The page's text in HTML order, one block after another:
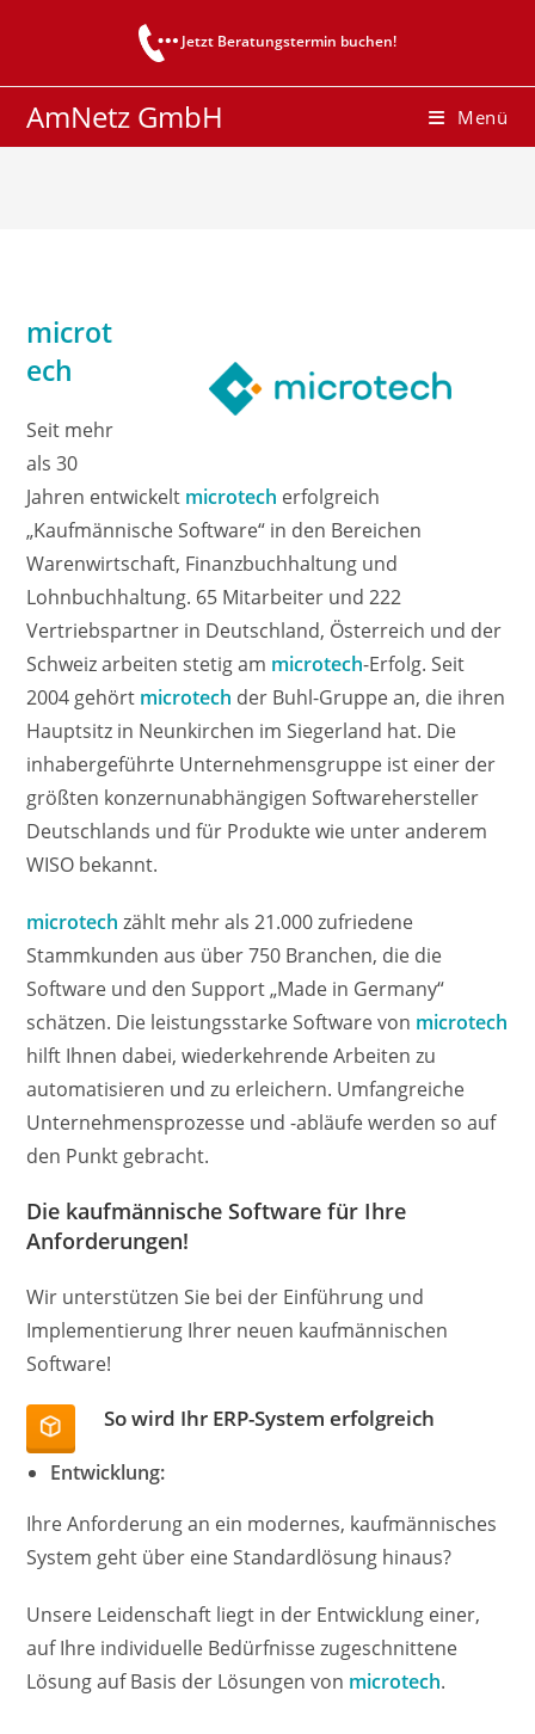
Jetzt Beratungstermin buchen!
AmNetz GmbH Menü
microt
ech
Seit mehr
als 30
Jahren entwickelt microtech erfolgreich
„Kaufmännische Software“ in den Bereichen
Warenwirtschaft, Finanzbuchhaltung und
Lohnbuchhaltung. 65 Mitarbeiter und 222
Vertriebspartner in Deutschland, Österreich und der
Schweiz arbeiten stetig am microtech-Erfolg. Seit
2004 gehört microtech der Buhl-Gruppe an, die ihren
Hauptsitz in Neunkirchen im Siegerland hat. Die
inhabergeführte Unternehmensgruppe ist einer der
größten konzernunabhängigen Softwarehersteller
Deutschlands und für Produkte wie unter anderem
WISO bekannt.
microtech zählt mehr als 21.000 zufriedene
Stammkunden aus über 750 Branchen, die die
Software und den Support „Made in Germany“
schätzen. Die leistungsstarke Software von microtech
hilft Ihnen dabei, wiederkehrende Arbeiten zu
automatisieren und zu erleichern. Umfangreiche
Unternehmensprozesse und -abläufe werden so auf
den Punkt gebracht.
Die kaufmännische Software für Ihre
Anforderungen!
Wir unterstützen Sie bei der Einführung und
Implementierung Ihrer neuen kaufmännischen
Software!
So wird Ihr ERP-System erfolgreich
Entwicklung:
Ihre Anforderung an ein modernes, kaufmännisches
System geht über eine Standardlösung hinaus?
Unsere Leidenschaft liegt in der Entwicklung einer,
auf Ihre individuelle Bedürfnisse zugeschnittene
Lösung auf Basis der Lösungen von microtech.